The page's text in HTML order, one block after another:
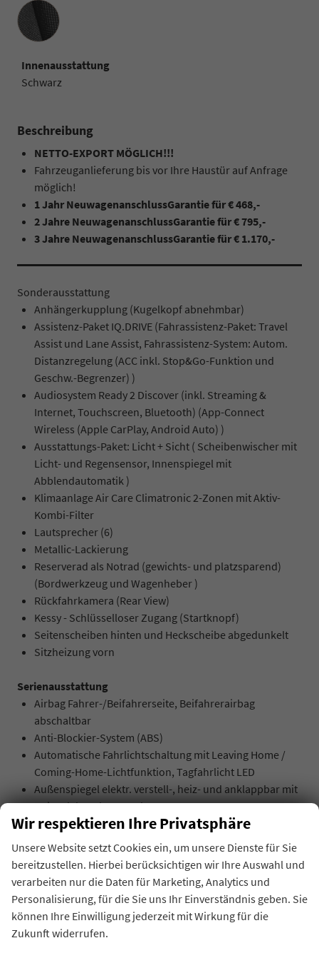
Innenausstattung
Innenausstattung
Schwarz
Beschreibung
NETTO-EXPORT MÖGLICH!!!
Fahrzeuganlieferung bis vor Ihre Haustür auf Anfrage
möglich!
1 Jahr NeuwagenanschlussGarantie für € 468,-
2 Jahre NeuwagenanschlussGarantie für € 795,-
3 Jahre NeuwagenanschlussGarantie für € 1.170,-
Sonderausstattung
Anhängerkupplung (Kugelkopf abnehmbar)
Assistenz-Paket IQ.DRIVE (Fahrassistenz-Paket: Travel
Assist und Lane Assist, Fahrassistenz-System: Autom.
Distanzregelung (ACC inkl. Stop&Go-Funktion und
Geschw.-Begrenzer) )
Audiosystem Ready 2 Discover (inkl. Streaming &
Internet, Touchscreen, Bluetooth) (App-Connect
Wireless (Apple CarPlay, Android Auto) )
Ausstattungs-Paket: Licht + Sicht ( Scheibenwischer mit
Licht- und Regensensor, Innenspiegel mit
Abblendautomatik )
Klimaanlage Air Care Climatronic 2-Zonen mit Aktiv-
Kombi-Filter
Lautsprecher (6)
Metallic-Lackierung
Reserverad als Notrad (gewichts- und platzsparend)
(Bordwerkzeug und Wagenheber )
Rückfahrkamera (Rear View)
Kessy - Schlüsselloser Zugang (Startknopf)
Seitenscheiben hinten und Heckscheibe abgedunkelt
Sitzheizung vorn
Serienausstattung
Airbag Fahrer-/Beifahrerseite, Beifahrerairbag
abschaltbar
Anti-Blockier-System (ABS)
Automatische Fahrlichtschaltung mit Leaving Home /
Coming-Home-Lichtfunktion, Tagfahrlicht LED
Außenspiegel elektr. verstell-, heiz- und anklappbar mit
Spiegelabsenkung rechts
Dachreling schwarz
Digital Cockpit (Instrumentenanzeige digital)
Einparkhilfe vorn und hinten
Elektron. Stabilitäts-Programm (ESP) Bremsassistent,
ASR/ABS, EDS, MSR
Fahrassistenz-System: Ablenkungs- und
Müdigkeitserkennung
Wir respektieren Ihre Privatsphäre
Unsere Website setzt Cookies ein, um unsere Dienste für Sie
bereitzustellen. Hierbei berücksichtigen wir Ihre Auswahl und
verarbeiten nur die Daten für Marketing, Analytics und
Personalisierung, für die Sie uns Ihr Einverständnis geben. Sie
können Ihre Einwilligung jederzeit mit Wirkung für die
Zukunft widerrufen.